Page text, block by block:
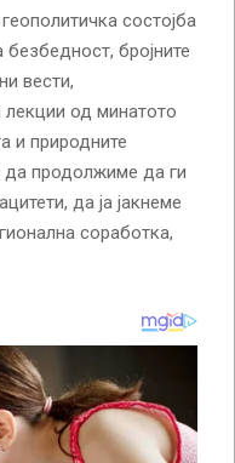
состојба
бројните
вести,
од минатото
и природните
да продолжиме да ги
да ја јакнеме
соработка,